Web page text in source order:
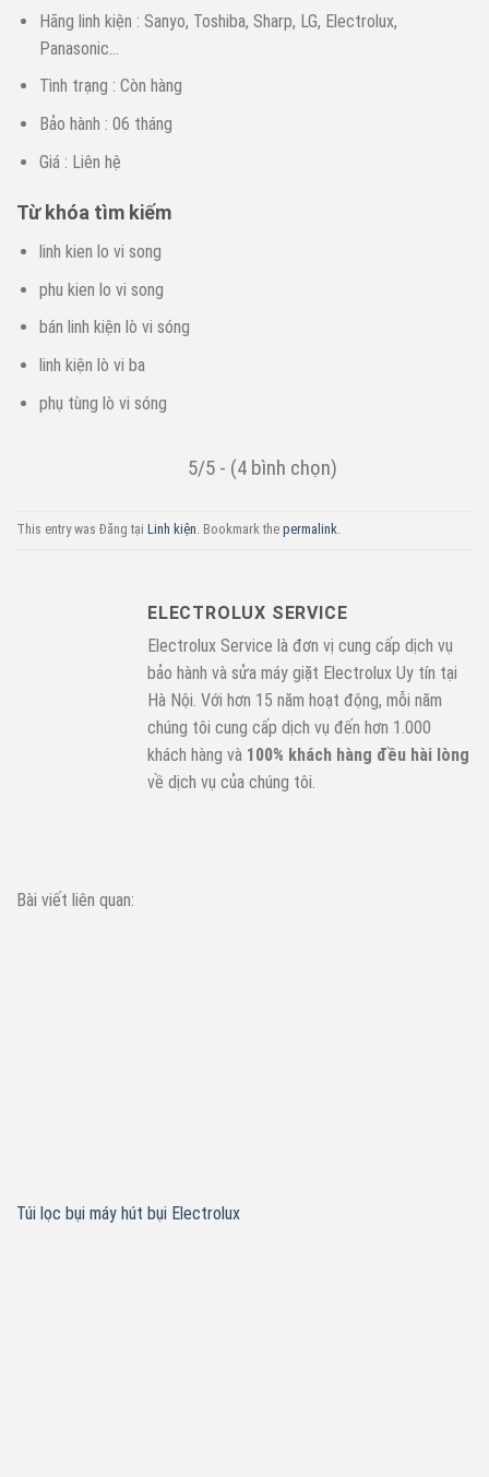
Hãng linh kiện : Sanyo, Toshiba, Sharp, LG, Electrolux,
Panasonic…
Tình trạng : Còn hàng
Bảo hành : 06 tháng
Giá : Liên hệ
Từ khóa tìm kiếm
linh kien lo vi song
phu kien lo vi song
bán linh kiện lò vi sóng
linh kiện lò vi ba
phụ tùng lò vi sóng
5/5 - (4 bình chọn)
This entry was Đăng tại Linh kiện. Bookmark the permalink.
ELECTROLUX SERVICE
Electrolux Service là đơn vị cung cấp dịch vụ
bảo hành và sửa máy giặt Electrolux Uy tín tại
Hà Nội. Với hơn 15 năm hoạt động, mỗi năm
chúng tôi cung cấp dịch vụ đến hơn 1.000
khách hàng và 100% khách hàng đều hài lòng
về dịch vụ của chúng tôi.
Bài viết liên quan:
Túi lọc bụi máy hút bụi Electrolux